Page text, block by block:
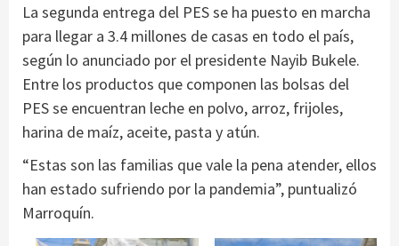
La segunda entrega del PES se ha puesto en marcha
para llegar a 3.4 millones de casas en todo el país,
según lo anunciado por el presidente Nayib Bukele.
Entre los productos que componen las bolsas del
PES se encuentran leche en polvo, arroz, frijoles,
harina de maíz, aceite, pasta y atún.
“Estas son las familias que vale la pena atender, ellos
han estado sufriendo por la pandemia”, puntualizó
Marroquín.